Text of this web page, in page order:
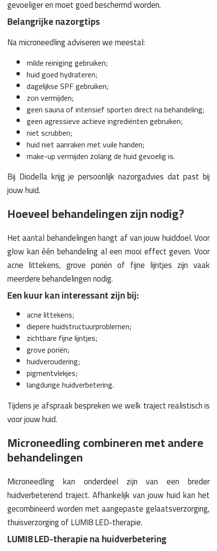
gevoeliger en moet goed beschermd worden.
Belangrijke nazorgtips
Na microneedling adviseren we meestal:
milde reiniging gebruiken;
huid goed hydrateren;
dagelijkse SPF gebruiken;
zon vermijden;
geen sauna of intensief sporten direct na behandeling;
geen agressieve actieve ingrediënten gebruiken;
niet scrubben;
huid niet aanraken met vuile handen;
make-up vermijden zolang de huid gevoelig is.
Bij Diodella krijg je persoonlijk nazorgadvies dat past bij
jouw huid.
Hoeveel behandelingen zijn nodig?
Het aantal behandelingen hangt af van jouw huiddoel. Voor
glow kan één behandeling al een mooi effect geven. Voor
acne littekens, grove poriën of fijne lijntjes zijn vaak
meerdere behandelingen nodig.
Een kuur kan interessant zijn bij:
acne littekens;
diepere huidstructuurproblemen;
zichtbare fijne lijntjes;
grove poriën;
huidveroudering;
pigmentvlekjes;
langdurige huidverbetering.
Tijdens je afspraak bespreken we welk traject realistisch is
voor jouw huid.
Microneedling combineren met andere
behandelingen
Microneedling kan onderdeel zijn van een breder
huidverbeterend traject. Afhankelijk van jouw huid kan het
gecombineerd worden met aangepaste gelaatsverzorging,
thuisverzorging of LUMI8 LED-therapie.
LUMI8 LED-therapie na huidverbetering